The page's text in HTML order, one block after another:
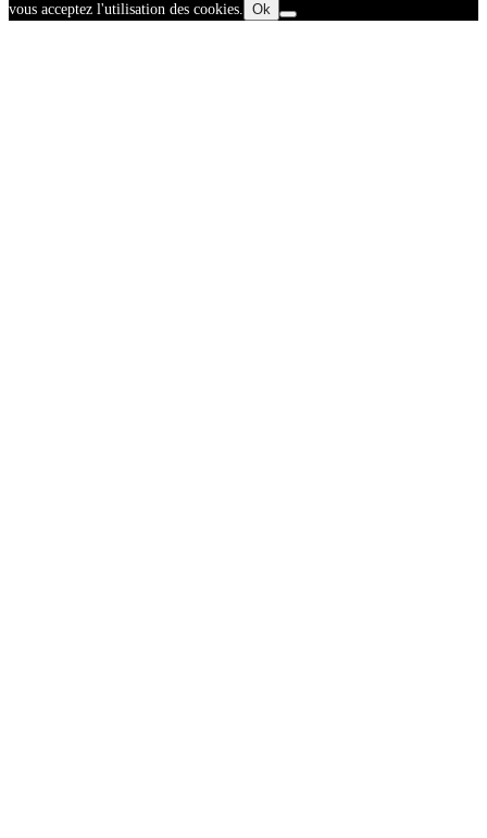
vous acceptez l'utilisation des cookies. Ok